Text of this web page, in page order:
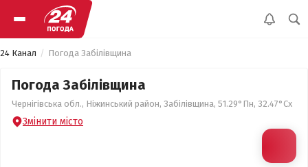
24 Канал Погода Забілівщина
Погода Забілівщина
Чернігівська обл., Ніжинський район, Забілівщина, 51.29°Пн, 32.47°Сх
Змінити місто